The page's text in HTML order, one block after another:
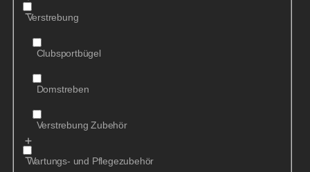
Verstrebung
Clubsportbügel
Domstreben
Verstrebung Zubehör
Wartungs- und Pflegezubehör